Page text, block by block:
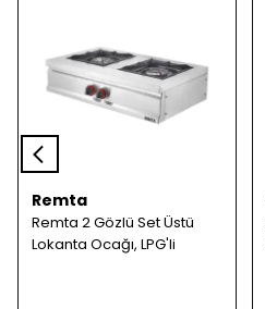
Remta
Remta 2 Gözlü Set Üstü
Lokanta Ocağı, LPG'li